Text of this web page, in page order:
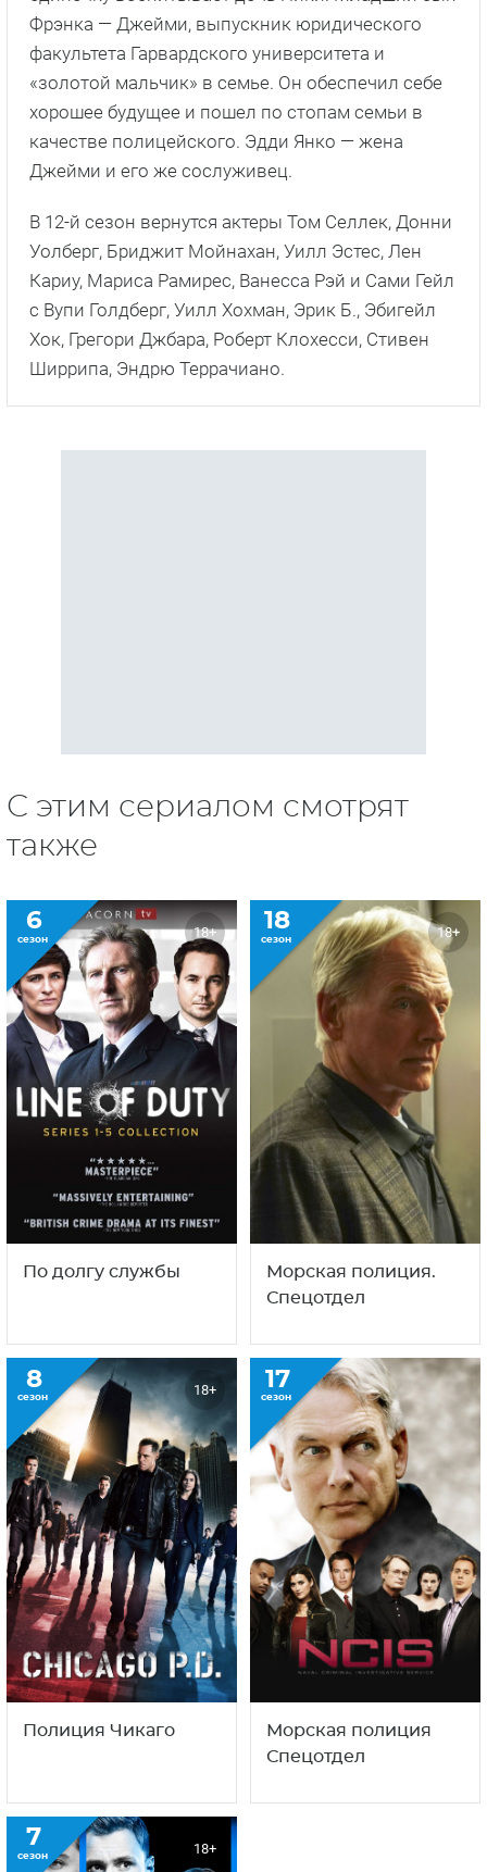
Фрэнка — Джейми, выпускник юридического
факультета Гарвардского университета и
«золотой мальчик» в семье. Он обеспечил себе
хорошее будущее и пошел по стопам семьи в
качестве полицейского. Эдди Янко — жена
Джейми и его же сослуживец.
В 12-й сезон вернутся актеры Том Селлек, Донни
Уолберг, Бриджит Мойнахан, Уилл Эстес, Лен
Кариу, Мариса Рамирес, Ванесса Рэй и Сами Гейл
с Вупи Голдберг, Уилл Хохман, Эрик Б., Эбигейл
Хок, Грегори Джбара, Роберт Клохесси, Стивен
Ширрипа, Эндрю Террачиано.
С этим сериалом смотрят
также
6
сезон 18+
По долгу службы
18
сезон 18+
Морская полиция.
Спецотдел
8
сезон 18+
Полиция Чикаго
17
сезон
Морская полиция
Спецотдел
7
сезон 18+